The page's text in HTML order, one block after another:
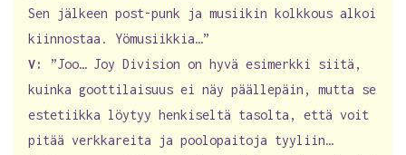
Sen jälkeen post-punk ja musiikin kolkkous alkoi
kiinnostaa. Yömusiikkia…”
V:
”Joo… Joy Division on hyvä esimerkki siitä,
kuinka goottilaisuus ei näy päällepäin, mutta se
estetiikka löytyy henkiseltä tasolta, että voit
pitää verkkareita ja poolopaitoja tyyliin…